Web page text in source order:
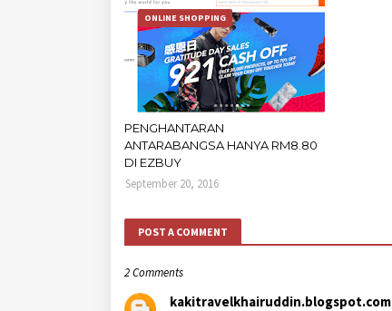
ONLINE SHOPPING
PENGHANTARAN
ANTARABANGSA HANYA RM8.80
DI EZBUY
September 20, 2016
POST A COMMENT
2 Comments
kakitravelkhairuddin.blogspot.com